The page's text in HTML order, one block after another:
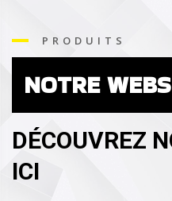
PRODUITS
NOTRE
DÉCOUVREZ
ICI